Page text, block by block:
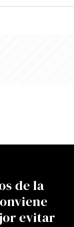
de la
evitar